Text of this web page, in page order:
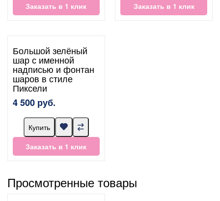
Заказать в 1 клик
Заказать в 1 клик
Большой зелёный
шар с именной
надписью и фонтан
шаров в стиле
Пиксели
4 500 руб.
Купить
Заказать в 1 клик
Просмотренные товары